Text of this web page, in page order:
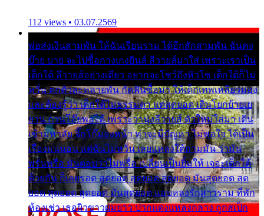
112 views • 03.07.2569
พ่อส่งเงินสามพัน ให้ฉันเรียนราม ได้อีกสักสามพัน ฉันคง
บ๊าย บาย จะไปซื้อกางเกงยีนส์ ลีวายส์มาใส่ เพราะเราเป็น
เด็กใต้ ลีวายส์อย่างเดียว อยากจะโชว์ถึงหิวโซ เด็กใต้ก็ไม่
หวั่น ตกตัวละหลายพัน กัดฟันซื้อมา ให้เด็กเทพเหลียวมอง
และต้องรู้ว่า เด็กใต้ไม่ธรรมดา แต่สุดยอด เดินโยกย้ายเย
ยวน กวนโอ๊ยพอได้ เพราะว่านุ่งลีวายส์ ตัวใหม่ใส่มา เดิน
เข้ามหาลัย จิ๊กโก๊มองหน้า ท่าจะมีปัญหา ไม่พอใจ ได้เป็น
เรื่องแน่นอน แต่ฉันไม่หวั่น เลยแหลงใต้ถามมัน ว่ามัน
พรั่นพรือ มันตอบว่าไม่พรื่อ เปลี่ยนเป็นยิ้มให้ เจอะเด็กใต้
ด้วยกัน ก็เลยรอด สุดยอด สุดยอด สุดยอด มันสุดยอด สุด
ยอด สุดยอด สุดยอด มันสุดยอด แอบหลงรักสาวราม ที่พัก
ห้องเช่า เธอผิวขาวผมยาว ปากแดงแหลงกลาง ถูกสเป็ก